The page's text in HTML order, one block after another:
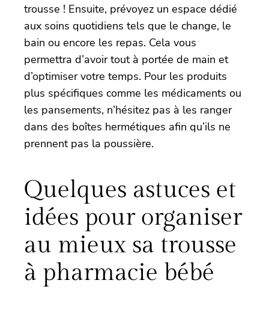
trousse ! Ensuite, prévoyez un espace dédié
aux soins quotidiens tels que le change, le
bain ou encore les repas. Cela vous
permettra d’avoir tout à portée de main et
d’optimiser votre temps. Pour les produits
plus spécifiques comme les médicaments ou
les pansements, n’hésitez pas à les ranger
dans des boîtes hermétiques afin qu’ils ne
prennent pas la poussière.
Quelques astuces et
idées pour organiser
au mieux sa trousse
à pharmacie bébé